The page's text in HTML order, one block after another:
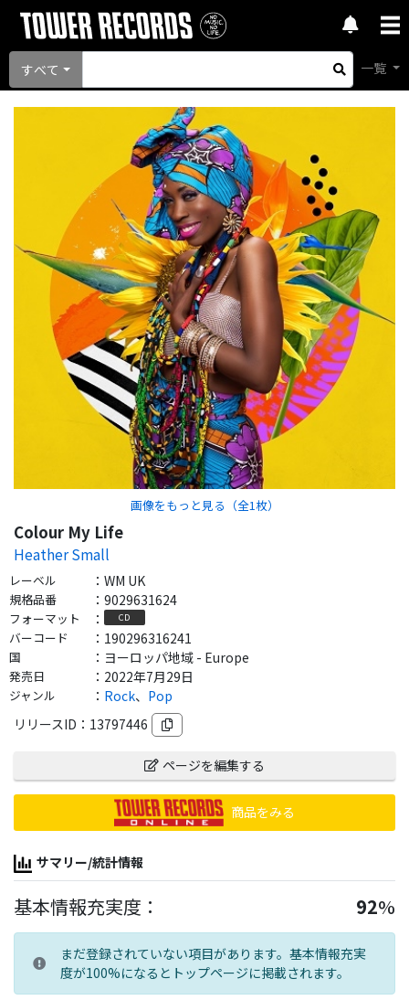
すべて 一覧
画像をもっと見る（全1 枚）
Colour My Life
Heather Small
レーベル ： WM UK
規格品番 ： 9029631624
フォーマット ： CD
バーコード ： 190296316241
国 ： ヨーロッパ地域 - Europe
発売日 ： 2022年7月29日
ジャンル ： Rock、 Pop
リリースID： 13797446
ページを編集する
商品をみる
サマリー/統計情報
基本情報充実度： 92%
まだ登録されていない項目があります。基本情報充実
度が100%になるとトップページに掲載されます。